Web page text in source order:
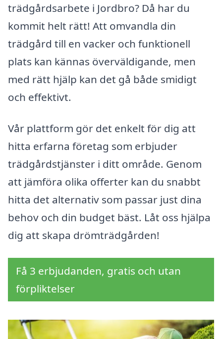
trädgårdsarbete i Jordbro? Då har du
kommit helt rätt! Att omvandla din
trädgård till en vacker och funktionell
plats kan kännas överväldigande, men
med rätt hjälp kan det gå både smidigt
och effektivt.
Vår plattform gör det enkelt för dig att
hitta erfarna företag som erbjuder
trädgårdstjänster i ditt område. Genom
att jämföra olika offerter kan du snabbt
hitta det alternativ som passar just dina
behov och din budget bäst. Låt oss hjälpa
dig att skapa drömträdgården!
Få 3 erbjudanden, gratis och utan
förpliktelser